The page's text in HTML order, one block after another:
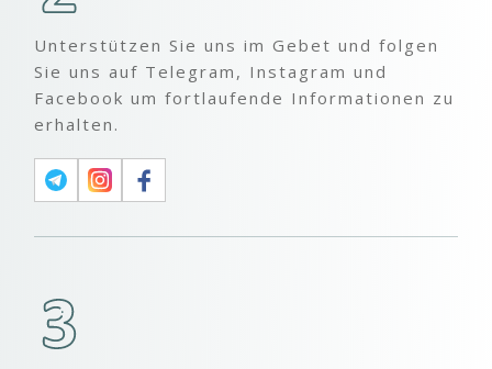
Unterstützen Sie uns im Gebet und folgen
Sie uns auf Telegram, Instagram und
Facebook um fortlaufende Informationen zu
erhalten.